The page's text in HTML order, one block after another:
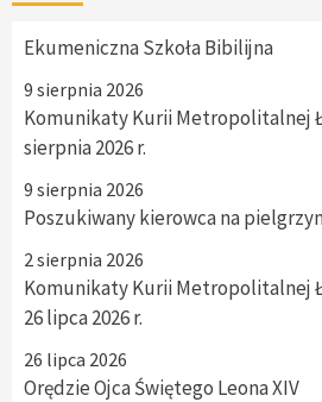
Ekumeniczna Szkoła Bibilijna
9 sierpnia 2026
Komunikaty Kurii Metropolitalnej
sierpnia 2026 r.
9 sierpnia 2026
Poszukiwany kierowca na
2 sierpnia 2026
Komunikaty Kurii Metropolitalnej
26 lipca 2026 r.
26 lipca 2026
Orędzie Ojca Świętego Leona XIV